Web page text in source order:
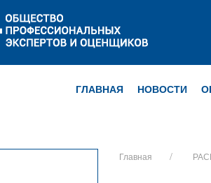
ГЛАВНАЯ НОВОСТИ
Главная